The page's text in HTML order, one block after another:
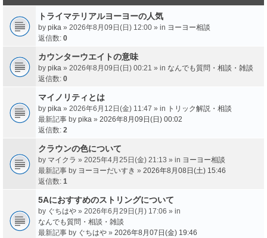
トライマテリアルヨーヨーの人気
by pika » 2026年8月09日(日) 12:00 » in ヨーヨー相談
返信数: 0
カウンターウエイトの意味
by pika » 2026年8月09日(日) 00:21 » in なんでも質問・相談・雑談
返信数: 0
マイノリティとは
by pika » 2026年6月12日(金) 11:47 » in トリック解説・相談
最新記事 by pika » 2026年8月09日(日) 00:02
返信数: 2
クラウンの色について
by マイクラ » 2025年4月25日(金) 21:13 » in ヨーヨー相談
最新記事 by ヨーヨーだいすき » 2026年8月08日(土) 15:46
返信数: 1
5Aにおすすめのストリングについて
by ぐちはや » 2026年6月29日(月) 17:06 » in
なんでも質問・相談・雑談
最新記事 by ぐちはや » 2026年8月07日(金) 19:46